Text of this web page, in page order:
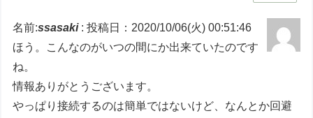
名前:ssasaki: 投稿日：2020/10/06(火) 00:51:46
ほう。こんなのがいつの間にか出来ていたのです
ね。
情報ありがとうございます。
やっぱり接続するのは簡単ではないけど、なんとか回避